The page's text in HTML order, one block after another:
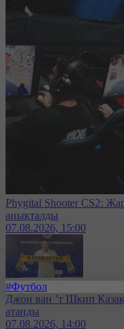
Phygital Shooter CS2:
анықталды
07.08.2026, 15:00
#Футбол
Джон ван ’т Шкип
атанды
07.08.2026, 14:00